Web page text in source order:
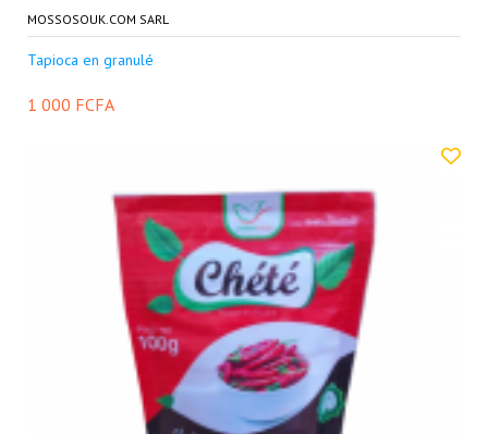
MOSSOSOUK.COM SARL
Tapioca en granulé
1 000 FCFA